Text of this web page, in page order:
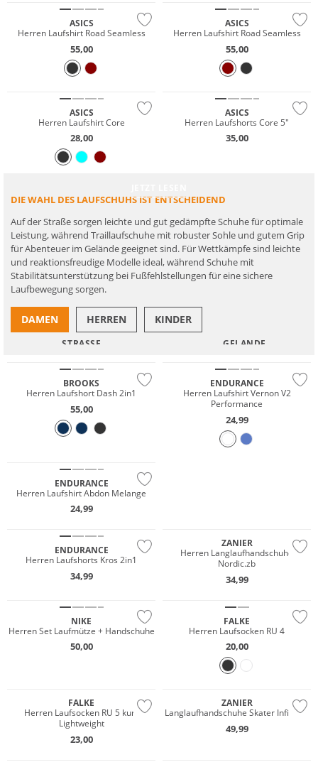
ASICS
Herren Laufshirt Road Seamless
55,00
ASICS
Herren Laufshirt Road Seamless
55,00
ASICS
Herren Laufshirt Core
28,00
ASICS
Herren Laufshorts Core 5"
35,00
So finden Sie den richtigen Laufschuh
DIE WAHL DES LAUFSCHUHS IST ENTSCHEIDEND
Auf der Straße sorgen leichte und gut gedämpfte Schuhe für optimale
Leistung, während Traillaufschuhe mit robuster Sohle und gutem Grip
für Abenteuer im Gelände geeignet sind. Für Wettkämpfe sind leichte
und reaktionsfreudige Modelle ideal, während Schuhe mit
Stabilitätsunterstützung bei Fußfehl­stellungen für eine sichere
Laufbewegung sorgen.
DAMEN HERREN KINDER
STRASSE GELÄNDE
Must have
BROOKS
Herren Laufshort Dash 2in1
55,00
ENDURANCE
Herren Laufshirt Vernon V2
Performance
24,99
ENDURANCE
Herren Laufshirt Abdon Melange
24,99
ENDURANCE
Herren Laufshorts Kros 2in1
34,99
ZANIER
Herren Langlaufhandschuhe
Nordic.zb
34,99
NIKE
Herren Set Laufmütze + Handschuhe
50,00
FALKE
Herren Laufsocken RU 4
20,00
FALKE
Herren Laufsocken RU 5 kurz
Lightweight
23,00
ZANIER
Langlaufhandschuhe Skater Infinium
49,99